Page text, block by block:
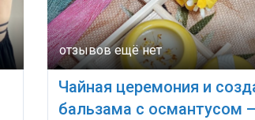
Чайная церемония и
бальзама с османтусом